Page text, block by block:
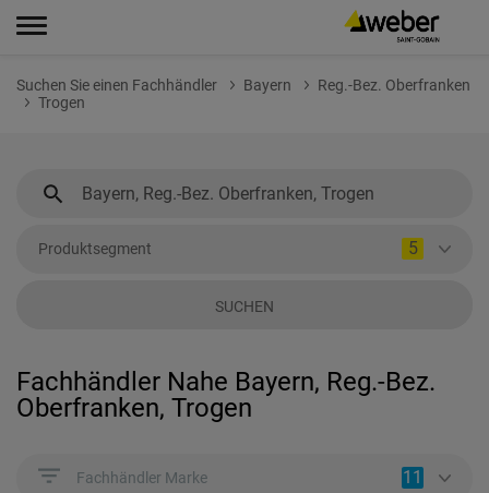
Suchen Sie einen Fachhändler Bayern
Reg.-Bez. Oberfranken
Trogen
Produktsegment 5
SUCHEN
Fachhändler Nahe Bayern, Reg.-Bez.
Oberfranken, Trogen
Fachhändler Marke 11